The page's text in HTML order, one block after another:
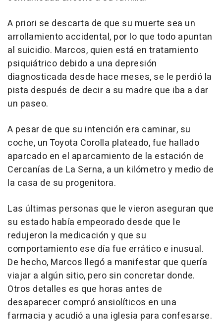
A priori se descarta de que su muerte sea un
arrollamiento accidental, por lo que todo apuntan
al suicidio. Marcos, quien está en tratamiento
psiquiátrico debido a una depresión
diagnosticada desde hace meses, se le perdió la
pista después de decir a su madre que iba a dar
un paseo.
A pesar de que su intención era caminar, su
coche, un Toyota Corolla plateado, fue hallado
aparcado en el aparcamiento de la estación de
Cercanías de La Serna, a un kilómetro y medio de
la casa de su progenitora.
Las últimas personas que le vieron aseguran que
su estado había empeorado desde que le
redujeron la medicación y que su
comportamiento ese día fue errático e inusual.
De hecho, Marcos llegó a manifestar que quería
viajar a algún sitio, pero sin concretar donde.
Otros detalles es que horas antes de
desaparecer compró ansiolíticos en una
farmacia y acudió a una iglesia para confesarse.